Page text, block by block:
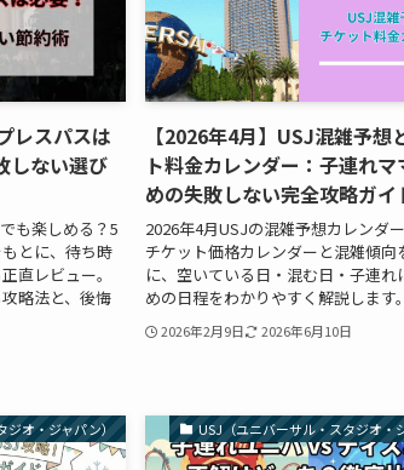
レスパスは
しない選び
も楽しめる？5
とに、待ち時
直レビュー。
略法と、後悔
【2026年4月】USJ混雑予想
ト料金カレンダー：子連れマ
めの失敗しない完全攻略ガイ
2026年4月USJの混雑予想カレンダー
チケット価格カレンダーと混雑傾向
に、空いている日・混む日・子連れ
めの日程をわかりやすく解説します。
2026年2月9日 2026年6月10日
ジオ・ジャパン） USJ（ユニバーサル・スタジオ・